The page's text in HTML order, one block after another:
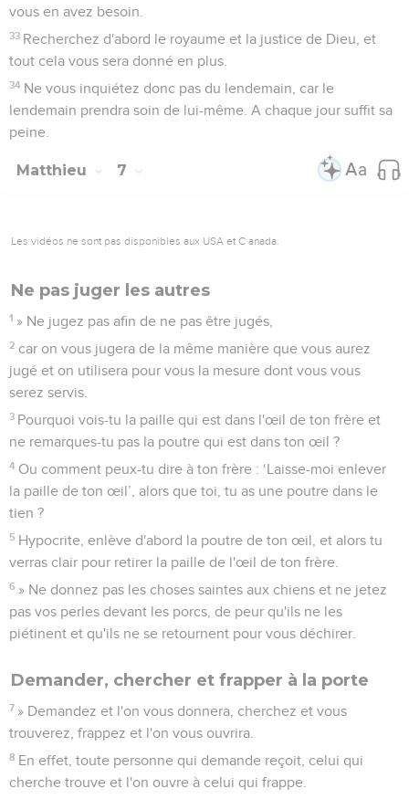
vous en avez besoin.
33 Recherchez d'abord le royaume et la justice de Dieu, et
tout cela vous sera donné en plus.
34 Ne vous inquiétez donc pas du lendemain, car le
lendemain prendra soin de lui-même. A chaque jour suffit sa
peine.
Matthieu 7
Les vidéos ne sont pas disponibles aux USA et C anada.
Ne pas juger les autres
1 » Ne jugez pas afin de ne pas être jugés,
2 car on vous jugera de la même manière que vous aurez
jugé et on utilisera pour vous la mesure dont vous vous
serez servis.
3 Pourquoi vois-tu la paille qui est dans l'œil de ton frère et
ne remarques-tu pas la poutre qui est dans ton œil ?
4 Ou comment peux-tu dire à ton frère : ‘Laisse-moi enlever
la paille de ton œil’, alors que toi, tu as une poutre dans le
tien ?
5 Hypocrite, enlève d'abord la poutre de ton œil, et alors tu
verras clair pour retirer la paille de l'œil de ton frère.
6 » Ne donnez pas les choses saintes aux chiens et ne jetez
pas vos perles devant les porcs, de peur qu'ils ne les
piétinent et qu'ils ne se retournent pour vous déchirer.
Demander, chercher et frapper à la porte
7 » Demandez et l'on vous donnera, cherchez et vous
trouverez, frappez et l'on vous ouvrira.
8 En effet, toute personne qui demande reçoit, celui qui
cherche trouve et l'on ouvre à celui qui frappe.